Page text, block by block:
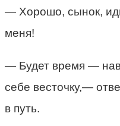
— Хорошо, сынок,
меня!
— Будет время —
себе весточку,—
в путь.